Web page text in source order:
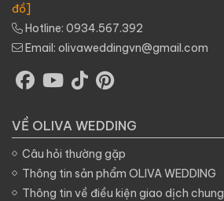
đồ]
Hotline: 0934.567.392
Email: olivaweddingvn@gmail.com
VỀ OLIVA WEDDING
Câu hỏi thường gặp
Thông tin sản phẩm OLIVA WEDDING
Thông tin về điều kiện giao dịch chung